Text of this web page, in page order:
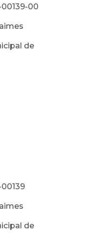
00139-00
de
de